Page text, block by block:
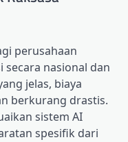
perusahaan
nasional dan
jelas, biaya
berkurang drastis.
sistem AI
spesifik dari